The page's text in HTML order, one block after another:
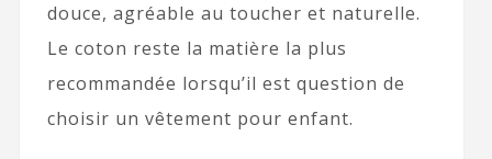
douce, agréable au toucher et naturelle.
Le coton reste la matière la plus
recommandée lorsqu’il est question de
choisir un vêtement pour enfant.